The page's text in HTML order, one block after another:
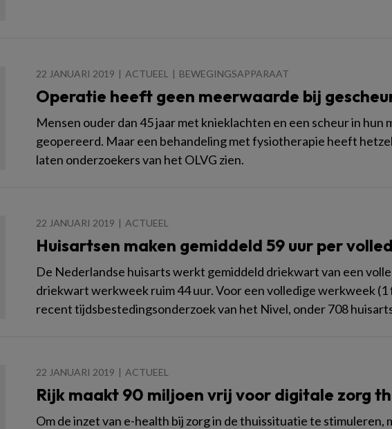
22 JANUARI 2019 ACTUEEL BEWEGINGSAPPARAAT
Operatie heeft geen meerwaarde bij
Mensen ouder dan 45 jaar met knieklachten en een scheur in hun
geopereerd. Maar een behandeling met fysiotherapie heeft
laten onderzoekers van het OLVG zien.
22 JANUARI 2019 ACTUEEL
Huisartsen maken gemiddeld 59 uur per
De Nederlandse huisarts werkt gemiddeld driekwart van een
driekwart werkweek ruim 44 uur. Voor een volledige werkweek
recent tijdsbestedingsonderzoek van het Nivel, onder 708
22 JANUARI 2019 ACTUEEL
Rijk maakt 90 miljoen vrij voor digitale zorg
Om de inzet van e-health bij zorg in de thuissituatie te stimuleren,